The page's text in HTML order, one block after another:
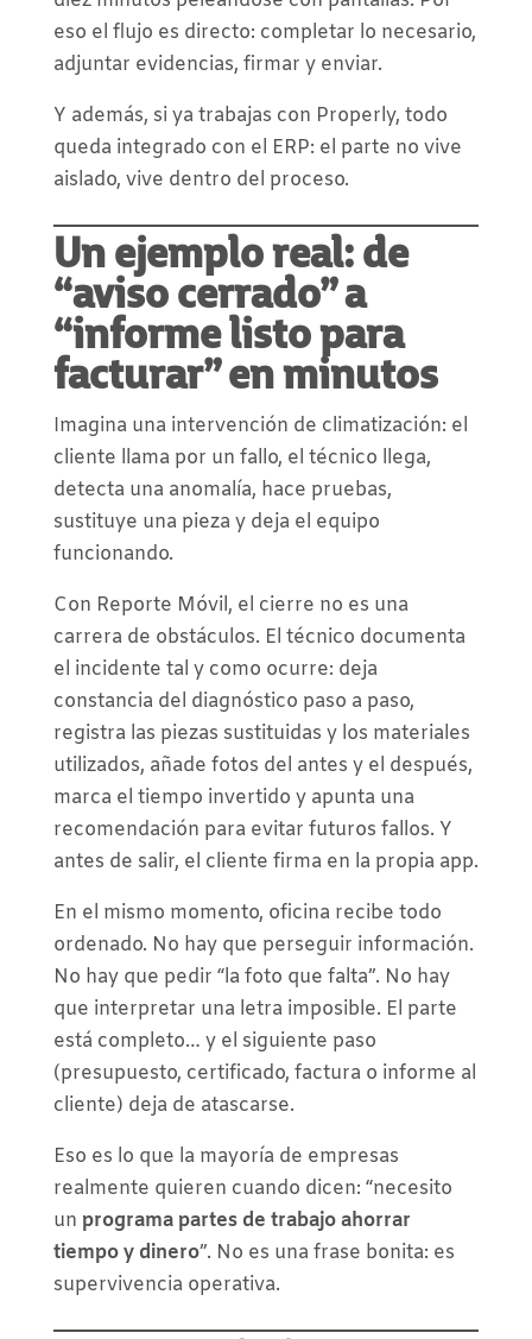
eso el flujo es directo: completar lo necesario,
adjuntar evidencias, firmar y enviar.
Y además, si ya trabajas con Properly, todo
queda integrado con el ERP: el parte no vive
aislado, vive dentro del proceso.
Un ejemplo real: de
“aviso cerrado” a
“informe listo para
facturar” en minutos
Imagina una intervención de climatización: el
cliente llama por un fallo, el técnico llega,
detecta una anomalía, hace pruebas,
sustituye una pieza y deja el equipo
funcionando.
Con Reporte Móvil, el cierre no es una
carrera de obstáculos. El técnico documenta
el incidente tal y como ocurre: deja
constancia del diagnóstico paso a paso,
registra las piezas sustituidas y los materiales
utilizados, añade fotos del antes y el después,
marca el tiempo invertido y apunta una
recomendación para evitar futuros fallos. Y
antes de salir, el cliente firma en la propia app.
En el mismo momento, oficina recibe todo
ordenado. No hay que perseguir información.
No hay que pedir “la foto que falta”. No hay
que interpretar una letra imposible. El parte
está completo… y el siguiente paso
(presupuesto, certificado, factura o informe al
cliente) deja de atascarse.
Eso es lo que la mayoría de empresas
realmente quieren cuando dicen: “necesito
un programa partes de trabajo ahorrar
tiempo y dinero”. No es una frase bonita: es
supervivencia operativa.